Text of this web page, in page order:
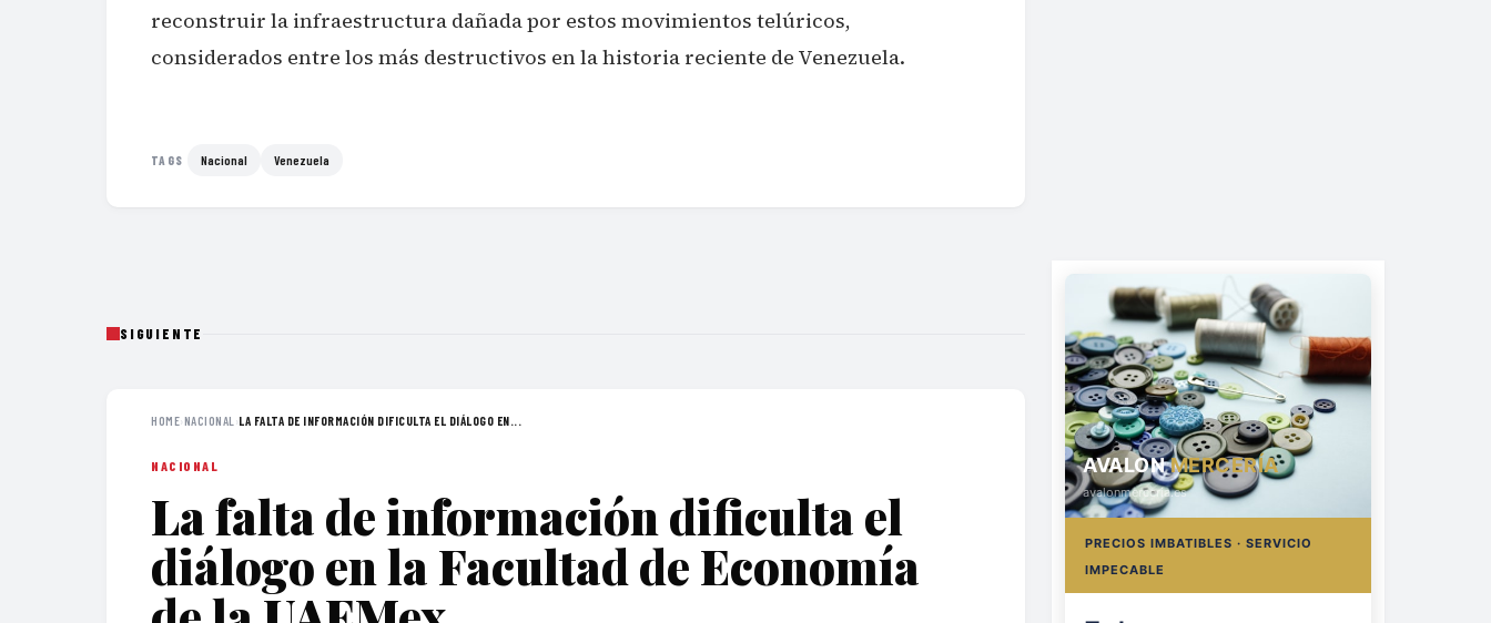
reconstruir la infraestructura dañada por estos movimientos telúricos,
considerados entre los más destructivos en la historia reciente de Venezuela.
TAGS Nacional Venezuela
SIGUIENTE
HOME›NACIONAL ›LA FALTA DE INFORMACIÓN DIFICULTA EL DIÁLOGO EN...
NACIONAL
La falta de información dificulta el
diálogo en la Facultad de Economía
AVALONMERCERÍA
avalonmerceria.es
PRECIOS IMBATIBLES · SERVICIO
IMPECABLE